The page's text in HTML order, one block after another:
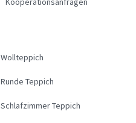
Wollteppich
Runde Teppich
Schlafzimmer Teppich